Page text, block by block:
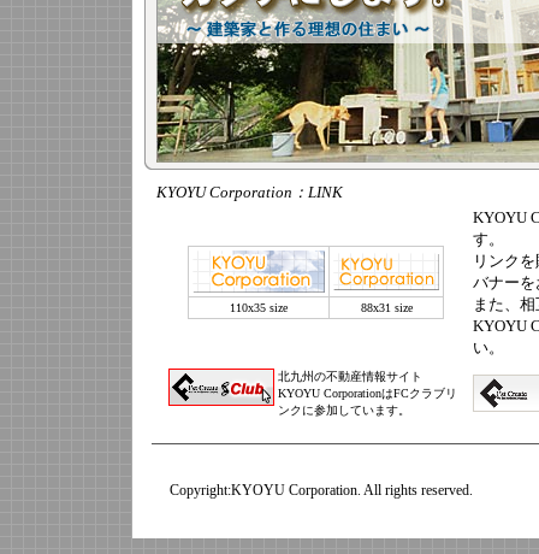
KYOYU Corporation：LINK
110x35 size 88x31 size
KYOYU
す。
リンク
バナー
また、
KYOYU
い。
北九州の不動産情報サイト
KYOYU CorporationはFCクラブリ
ンクに参加しています。
Copyright:KYOYU Corporation. All rights reserved.